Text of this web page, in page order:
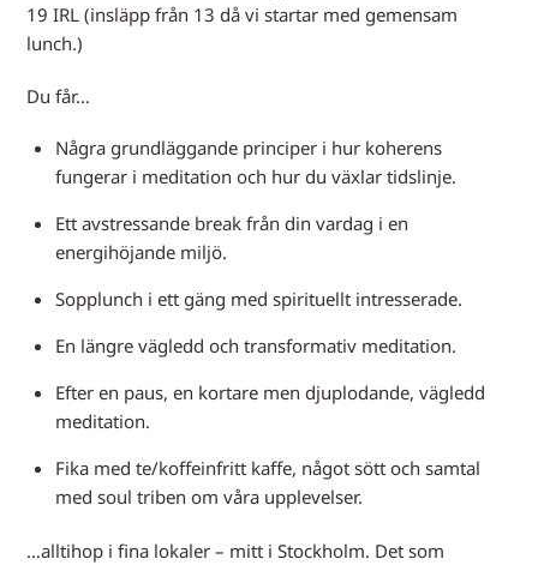
19 IRL (insläpp från 13 då vi startar med gemensam
lunch.)
Du får…
Några grundläggande principer i hur koherens
fungerar i meditation och hur du växlar tidslinje.
Ett avstressande break från din vardag i en
energihöjande miljö.
Sopplunch i ett gäng med spirituellt intresserade.
En längre vägledd och transformativ meditation.
Efter en paus, en kortare men djuplodande, vägledd
meditation.
Fika med te/koffeinfritt kaffe, något sött och samtal
med soul triben om våra upplevelser.
…alltihop i fina lokaler – mitt i Stockholm. Det som